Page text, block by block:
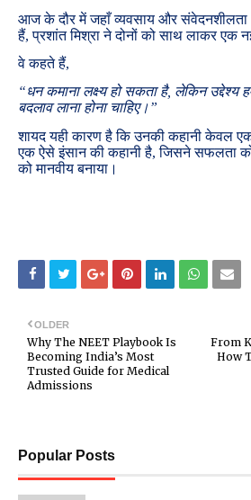
आज के दौर में जहाँ व्यवसाय और
हैं, प्रशांत मिश्रा ने दोनों को साथ लाकर एक
वे कहते हैं,
“धन कमाना लक्ष्य हो सकता है, लेकिन उद्देश्य
बदलाव लाना होना चाहिए।”
शायद यही कारण है कि उनकी कहानी केवल एक
एक ऐसे इंसान की कहानी है, जिसने सफलता
को मानवीय बनाया।
From
How
OLDER
Why The NEET Playbook Is
Becoming India’s Most
Trusted Guide for Medical
Admissions
Popular Posts